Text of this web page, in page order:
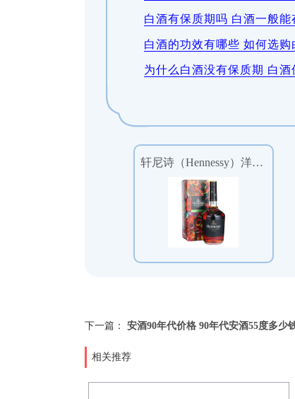
白酒有保质期吗 白酒一般能
白酒的功效有哪些 如何选购
为什么白酒没有保质期 白酒
轩尼诗（Hennessy）洋酒40°度新点干邑白兰地700ml（2020鼠年特别款）
下一篇： 安酒90年代价格 90年代安酒55度多少
相关推荐